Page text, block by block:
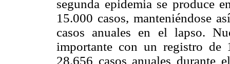
segunda epidemia se produce
15.000 casos, manteniéndose
casos anuales en el lapso.
importante con un registro de
28.656 casos anuales durante